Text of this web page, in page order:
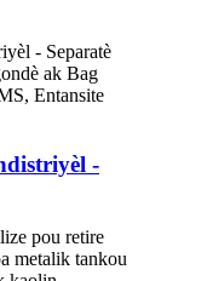
-
pou retire
metalik tankou